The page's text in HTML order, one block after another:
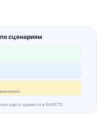
сценариям
карта хранится в ЕАИСТО